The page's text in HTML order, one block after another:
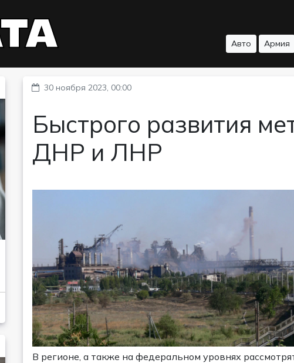
Авто Армия
30 ноября 2023, 00:00
Быстрого развития
ДНР и ЛНР
В регионе, а также на федеральном уровнях